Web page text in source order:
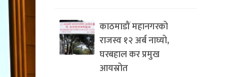
काठमाडौं महानगरको
राजस्व १२ अर्ब नाघ्यो,
घरबहाल कर प्रमुख
आयस्रोत